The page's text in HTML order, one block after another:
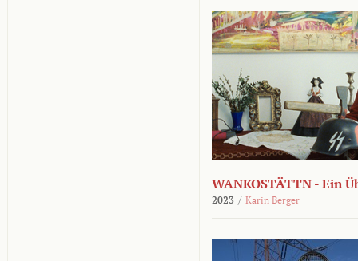
WANKOSTÄTTN - Ein
2023 / Karin Berger